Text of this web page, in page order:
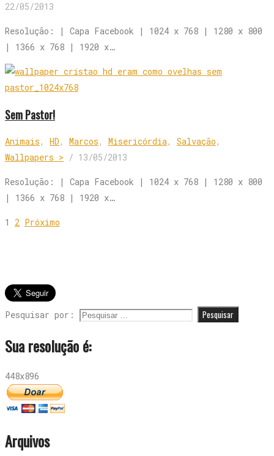
22/05/2013
Resolução: | Capa Facebook | 1024 x 768 | 1280 x 800
| 1366 x 768 | 1920 x…
Sem Pastor!
Animais , HD , Marcos , Misericórdia, Salvação ,
Wallpapers > / 13/05/2013
Resolução: | Capa Facebook | 1024 x 768 | 1280 x 800
| 1366 x 768 | 1920 x…
1 2 Próximo
Pesquisar por:
Sua resolução é:
448x896
Arquivos